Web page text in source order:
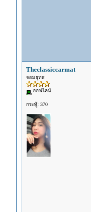
Theclassiccarmat
จอมยุทธ
ออฟไลน์
กระทู้: 370